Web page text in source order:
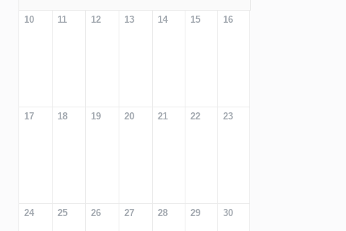
10 11 12 13 14 15 16
17 18 19 20 21 22 23
24 25 26 27 28 29 30